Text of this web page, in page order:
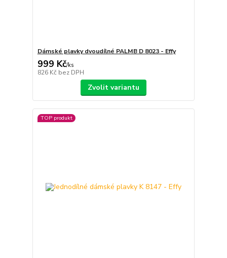
Dámské plavky dvoudílné PALMB D 8023 - Effy
999 Kč/ks
826 Kč bez DPH
Zvolit variantu
TOP produkt